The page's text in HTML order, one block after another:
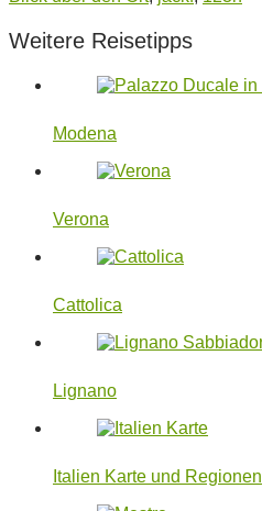
Weitere Reisetipps
Modena
Verona
Cattolica
Lignano
Italien Karte und Regionen